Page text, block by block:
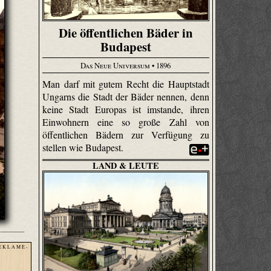
K L A M E -
Die öffentlichen Bäder in
Budapest
Das Neue Universum• 1896
Man darf mit gutem Recht die Hauptstadt
Ungarns die Stadt der Bäder nennen, denn
keine Stadt Europas ist imstande, ihren
Einwohnern eine so große Zahl von
öffentlichen Bädern zur Verfügung zu
stellen wie Budapest.
LAND & LEUTE